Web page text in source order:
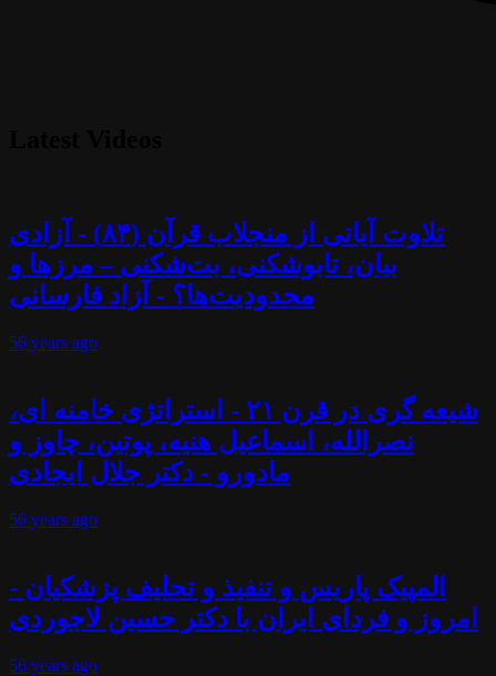
تلاوت آیاتی از منجلاب قرآن (۸۴) - آزادی
بیان، تابوشکنی، بت‌شکنی – مرزها و
محدودیت‌ها؟ - آزاد فارسانی
56 years ago
شیعه گری در قرن ۲۱ - استراتژی خامنه ای،
نصرالله، اسماعیل هنیه، پوتین، چاوز و
مادورو - دکتر جلال ایجادی
56 years ago
المپیک پاریس و تنفیذ و تحلیف پزشکیان -
امروز و فردای ایران با دکتر حسین لاجوردی
56 years ago